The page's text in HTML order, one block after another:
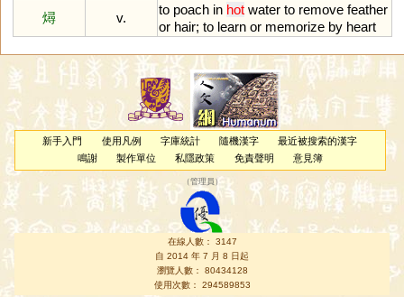
燖
v.
to poach in hot water to remove feather
or hair; to learn or memorize by heart
新手入門 使用凡例 字庫統計 隨機漢字
最近被搜索的漢字
鳴謝
製作單位 私隱政策 免責聲明 意見簿
（管理員 ）
在線人數： 3147
自 2014 年 7 月 8 日起
瀏覽人數： 80434128
使用次數： 294589853